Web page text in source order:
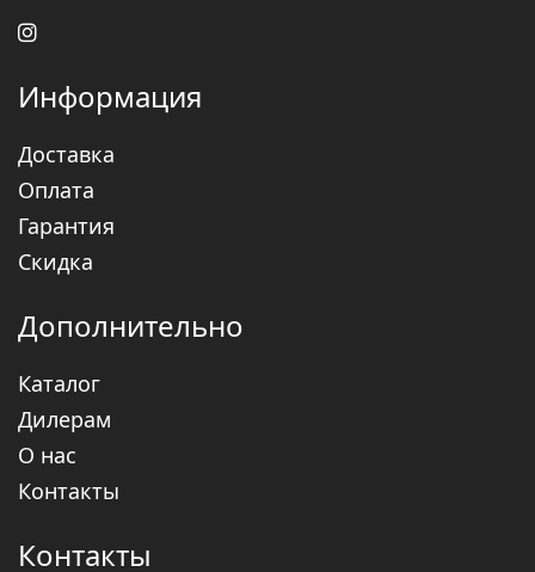
Информация
Доставка
Оплата
Гарантия
Скидка
Дополнительно
Каталог
Дилерам
О нас
Контакты
Контакты